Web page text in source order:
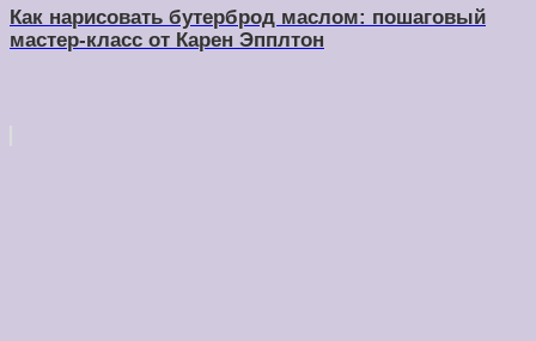
Как нарисовать бутерброд маслом: пошаговый
мастер-класс от Карен Эпплтон